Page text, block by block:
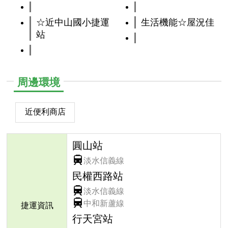
☆近中山國小捷運
站
生活機能☆屋況佳
周邊環境
近便利商店
捷運資訊
圓山站
淡水信義線
民權西路站
淡水信義線
中和新蘆線
行天宮站